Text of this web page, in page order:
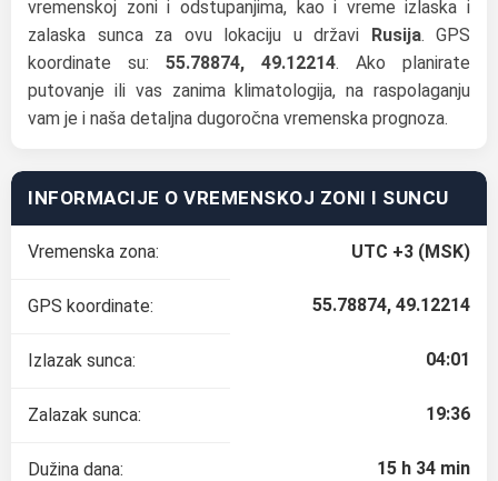
vremenskoj zoni i odstupanjima, kao i vreme izlaska i
zalaska sunca za ovu lokaciju u državi Rusija. GPS
koordinate su: 55.78874, 49.12214. Ako planirate
putovanje ili vas zanima klimatologija, na raspolaganju
vam je i naša detaljna dugoročna vremenska prognoza.
INFORMACIJE O VREMENSKOJ ZONI I SUNCU
Vremenska zona: UTC +3 (MSK)
GPS koordinate: 55.78874, 49.12214
Izlazak sunca: 04:01
Zalazak sunca: 19:36
Dužina dana: 15 h 34 min